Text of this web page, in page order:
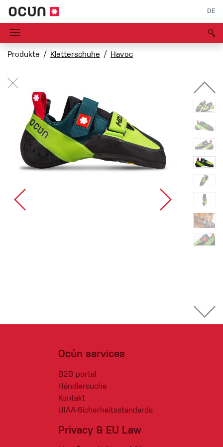
DE
Produkte Kletterschuhe Havoc
Ocún services
B2B portal
Händlersuche
Kontakt
UIAA-Sicherheitsstandards
Privacy & EU Law